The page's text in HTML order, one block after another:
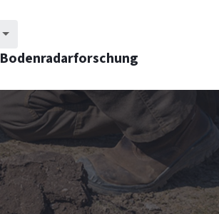
Bodenradarforschung